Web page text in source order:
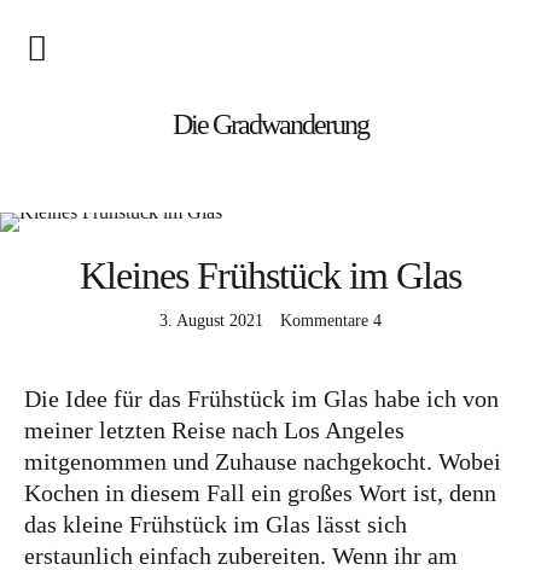
Die Gradwanderung
Blog
Reisen
Namibia
Seychellen
Amerika
Kanada
Kleines Frühstück im Glas
3. August 2021 Kommentare 4
Die Idee für das Frühstück im Glas habe ich von
meiner letzten Reise nach Los Angeles
mitgenommen und Zuhause nachgekocht. Wobei
Kochen in diesem Fall ein großes Wort ist, denn
das kleine Frühstück im Glas lässt sich
erstaunlich einfach zubereiten. Wenn ihr am